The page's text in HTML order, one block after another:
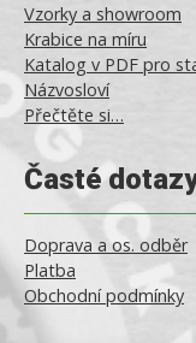
Vzorky a showroom
Krabice na míru
Katalog v PDF pro
Názvosloví
Přečtěte si…
Časté
Doprava a os. odběr
Platba
Obchodní podmínky